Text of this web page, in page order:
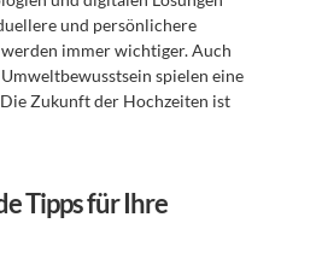
und persönlichere
immer wichtiger. Auch
spielen eine
Zukunft der Hochzeiten ist
Tipps für Ihre